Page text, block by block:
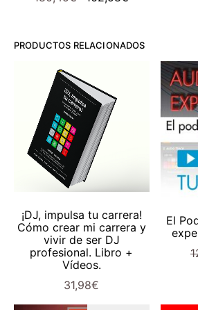
era:
es:
162,58€.
PRODUCTOS RELACIONADOS
AÑADIR AL CARRITO
¡DJ, impulsa tu carrera!
Cómo crear mi carrera y
vivir de ser DJ
profesional. Libro +
Vídeos.
31,98€
El